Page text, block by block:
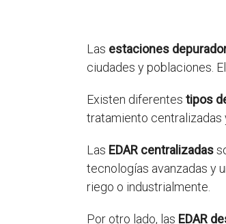
Las estaciones
ciudades y poblaciones.
Existen diferentes tipos
tratamiento centralizadas
Las EDAR centralizadas
tecnologías avanzadas y
riego o industrialmente.
Por otro lado, las EDAR